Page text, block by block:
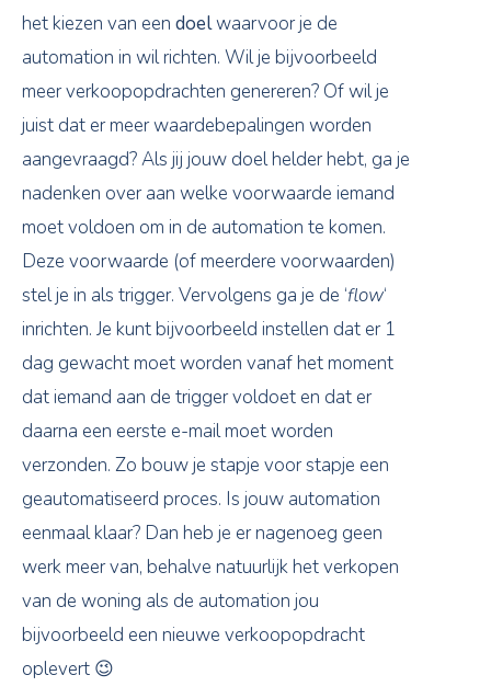
het kiezen van eendoelwaarvoor je de
automation in wil richten. Wil je bijvoorbeeld
meer verkoopopdrachten genereren? Of wil je
juist dat er meer waardebepalingen worden
aangevraagd? Als jij jouw doel helder hebt, ga je
nadenken over aan welke voorwaarde iemand
moet voldoen om in de automation te komen.
Deze voorwaarde (of meerdere voorwaarden)
stel je in als trigger. Vervolgens ga je de ‘flow‘
inrichten. Je kunt bijvoorbeeld instellen dat er 1
dag gewacht moet worden vanaf het moment
dat iemand aan de trigger voldoet en dat er
daarna een eerste e-mail moet worden
verzonden. Zo bouw je stapje voor stapje een
geautomatiseerd proces. Is jouw automation
eenmaal klaar? Dan heb je er nagenoeg geen
werk meer van, behalve natuurlijk het verkopen
van de woning als de automation jou
bijvoorbeeld een nieuwe verkoopopdracht
oplevert 😉